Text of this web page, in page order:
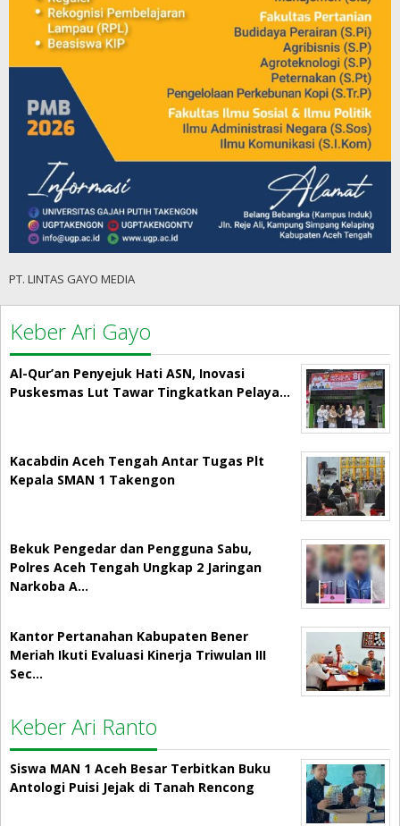
PT. LINTAS GAYO MEDIA
Keber Ari Gayo
Al-Qur’an Penyejuk Hati ASN, Inovasi
Puskesmas Lut Tawar Tingkatkan Pelaya…
Kacabdin Aceh Tengah Antar Tugas Plt
Kepala SMAN 1 Takengon
Bekuk Pengedar dan Pengguna Sabu,
Polres Aceh Tengah Ungkap 2 Jaringan
Narkoba A…
Kantor Pertanahan Kabupaten Bener
Meriah Ikuti Evaluasi Kinerja Triwulan III
Sec…
Keber Ari Ranto
Siswa MAN 1 Aceh Besar Terbitkan Buku
Antologi Puisi Jejak di Tanah Rencong